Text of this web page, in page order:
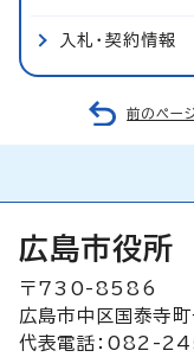
入札・契約情報
前のペー
広島市役所
〒730-8586
広島市中区国泰寺
代表電話：082-